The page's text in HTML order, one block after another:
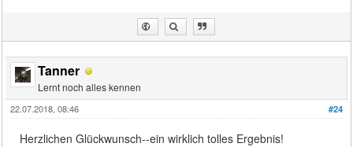
Tanner
Lernt noch alles kennen
#24
22.07.2018, 08:46
Herzlichen Glückwunsch--ein wirklich tolles Ergebnis!